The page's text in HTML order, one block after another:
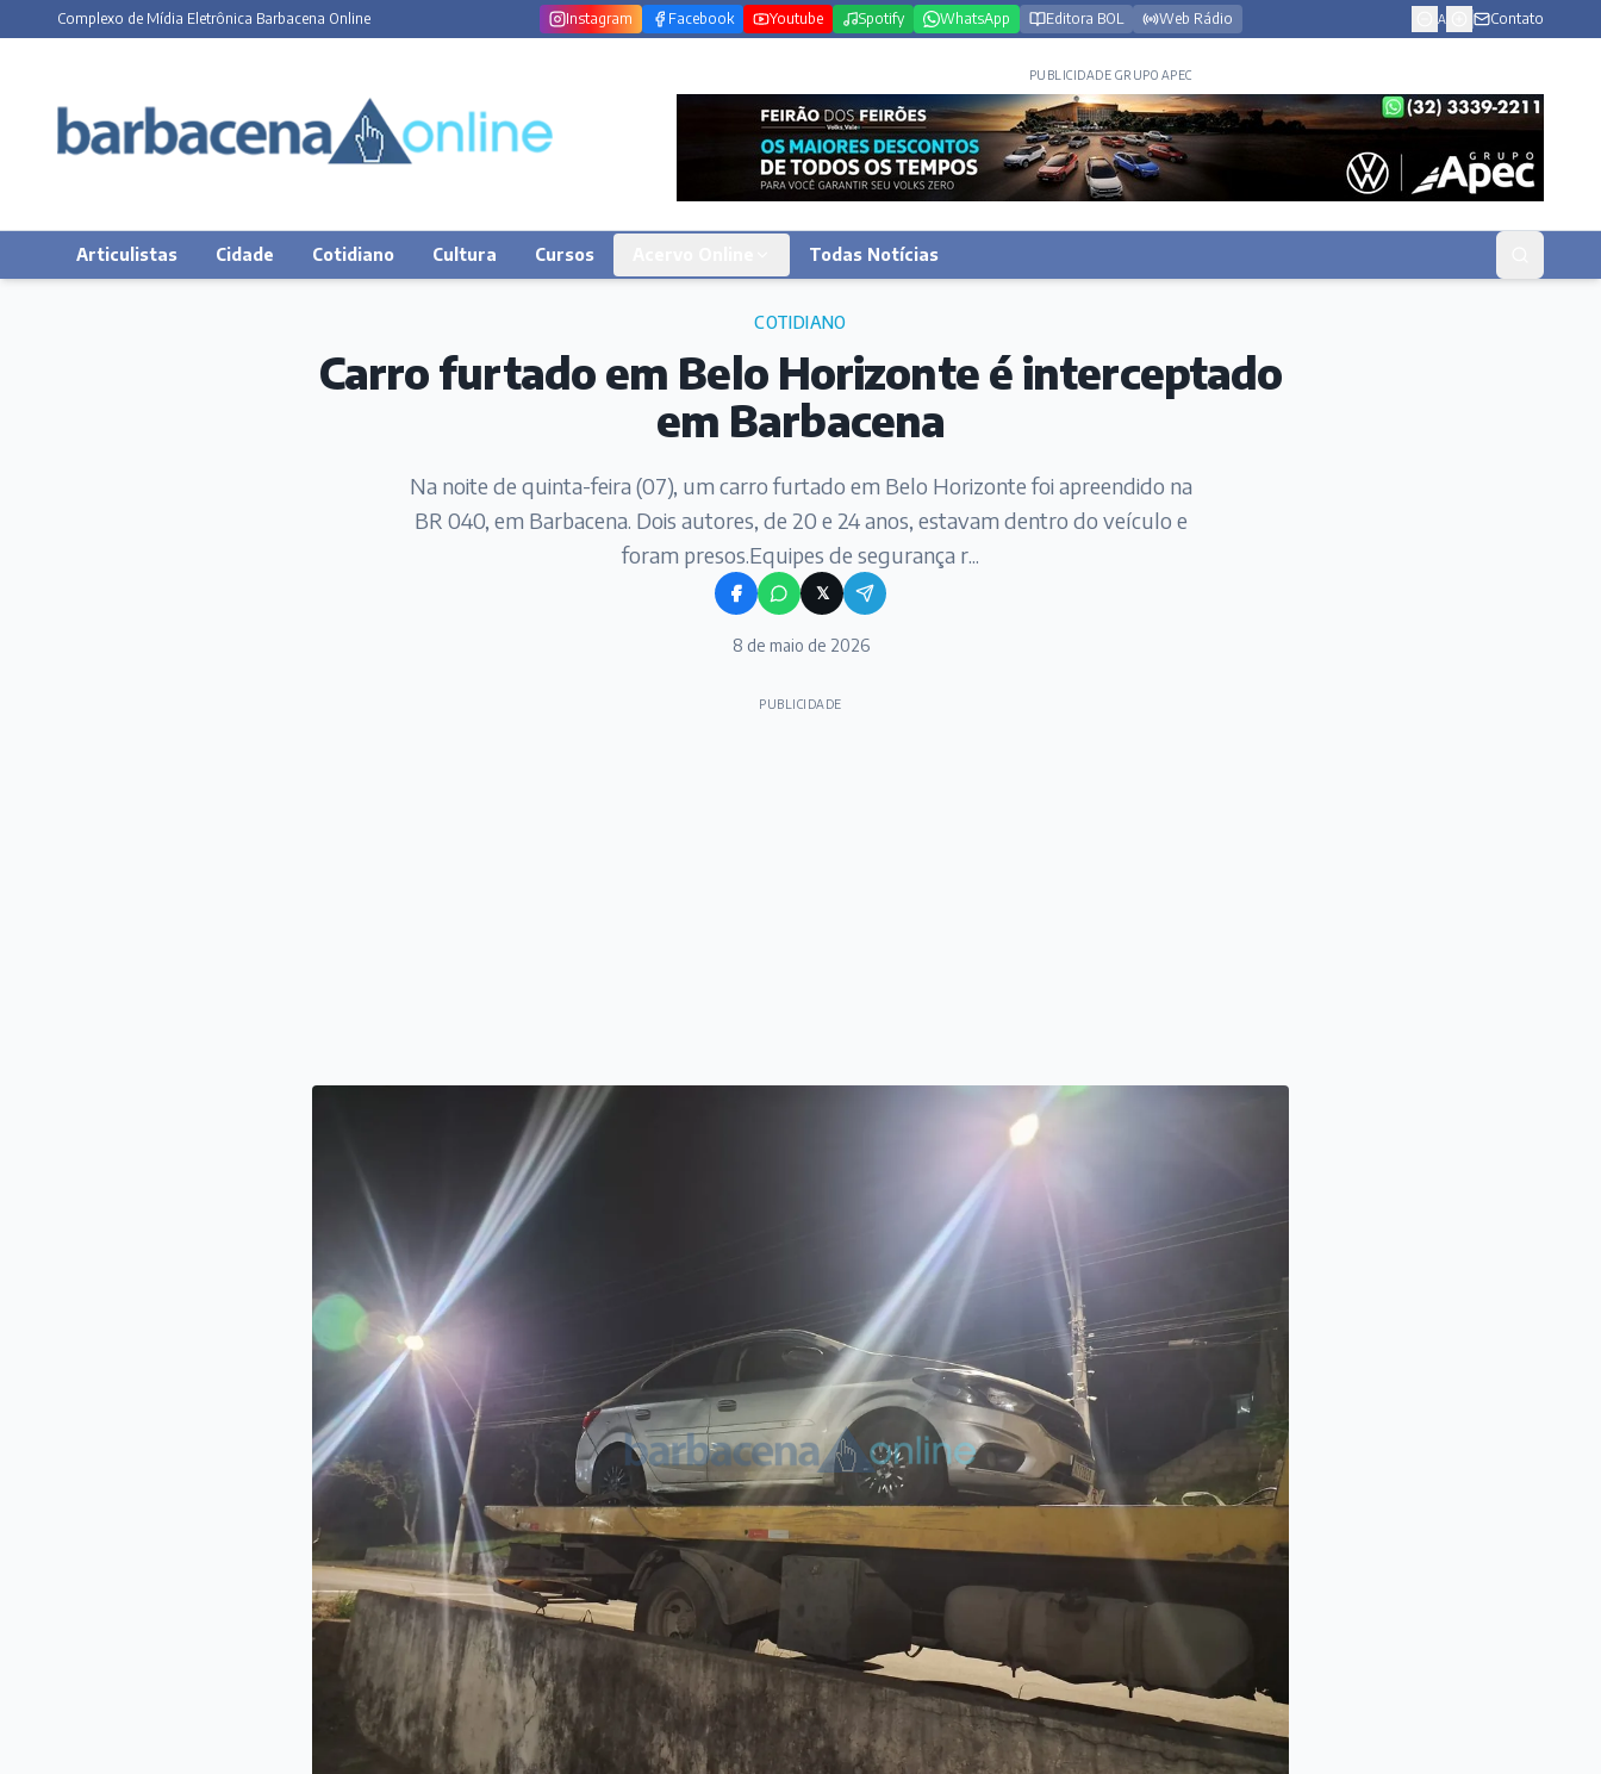
Complexo de Mídia Eletrônica Barbacena Online Instagram Facebook Youtube Spotify WhatsApp Editora BOL Web Rádio A Contato
PUBLICIDADE GRUPO APEC
Articulistas Cidade Cotidiano Cultura Cursos Todas Notícias
COTIDIANO
Carro furtado em Belo Horizonte é interceptado
em Barbacena
Na noite de quinta-feira (07), um carro furtado em Belo Horizonte foi apreendido na
BR 040, em Barbacena. Dois autores, de 20 e 24 anos, estavam dentro do veículo e
foram presos.Equipes de segurança r...
𝕏
8 de maio de 2026
PUBLICIDADE